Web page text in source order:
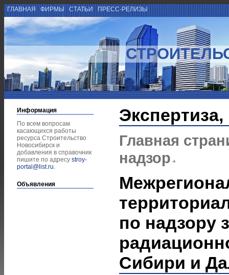
ГЛАВНАЯ ФИРМЫ СТАТЬИ ПРЕСС-РЕЛИЗЫ
Информация
По всем вопросам
касающихся работы
ресурса Строительство
Новосибирск и
добавления в справочник
пишите по адресу stroy-
portal@list.ru.
Объявления
Главная
надзор
по надзору
Сибири и